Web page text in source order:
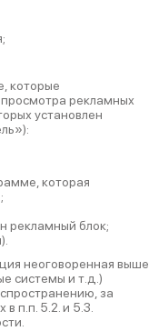
которые
рекламных
установлен
которая
рекламный блок;
неоговоренная выше
системы и т.д.)
за
п.п. 5.2. и 5.3.